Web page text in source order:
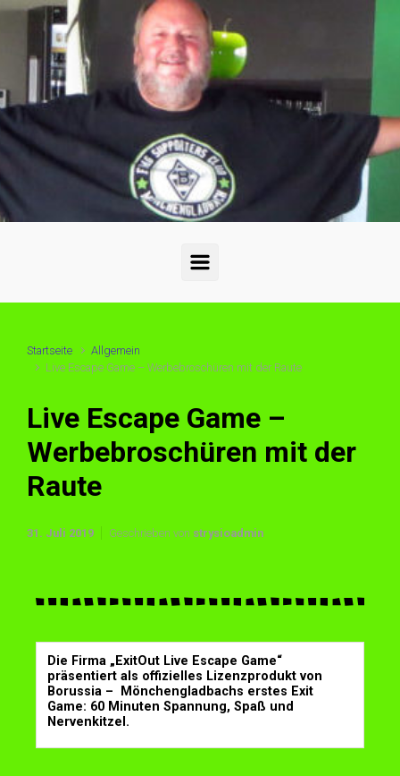
Startseite
Allgemein
Live Escape Game – Werbebroschüren mit der Raute
Live Escape Game –
Werbebroschüren mit der
Raute
31. Juli 2019 Geschrieben von strysioadmin
Die Firma „ExitOut Live Escape Game“
präsentiert als offizielles Lizenzprodukt von
Borussia – Mönchengladbachs erstes Exit
Game: 60 Minuten Spannung, Spaß und
Nervenkitzel.